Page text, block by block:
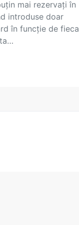
mai rezervaţi în
introduse doar
în funcţie de